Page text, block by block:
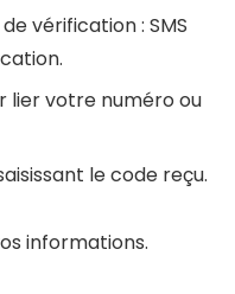
vérification : SMS
lier votre numéro ou
le code reçu.
informations.